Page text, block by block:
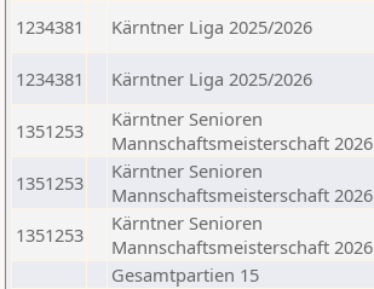
1234381
Kärntner Liga 2025/2026
1234381 Kärntner Liga 2025/2026
1351253
Kärntner Senioren
Mannschaftsmeisterschaft 2026
1351253
Kärntner Senioren
Mannschaftsmeisterschaft 2026
1351253
Kärntner Senioren
Mannschaftsmeisterschaft 2026
Gesamtpartien 15